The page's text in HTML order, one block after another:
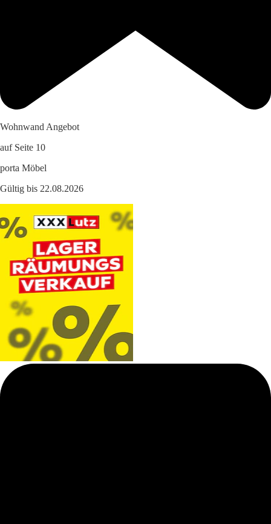
Wohnwand Angebot
auf Seite 10
porta Möbel
Gültig bis 22.08.2026